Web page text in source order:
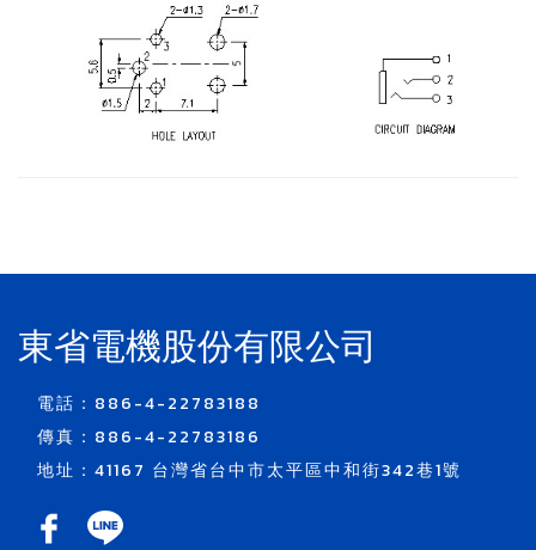
東省電機股份有限公司
電話：886-4-22783188
傳真：886-4-22783186
地址：41167 台灣省台中市太平區中和街342巷1號